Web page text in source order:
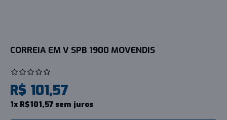
CORREIA EM V SPB 1900 MOVENDIS
R$ 101,57
1x R$101,57 sem juros